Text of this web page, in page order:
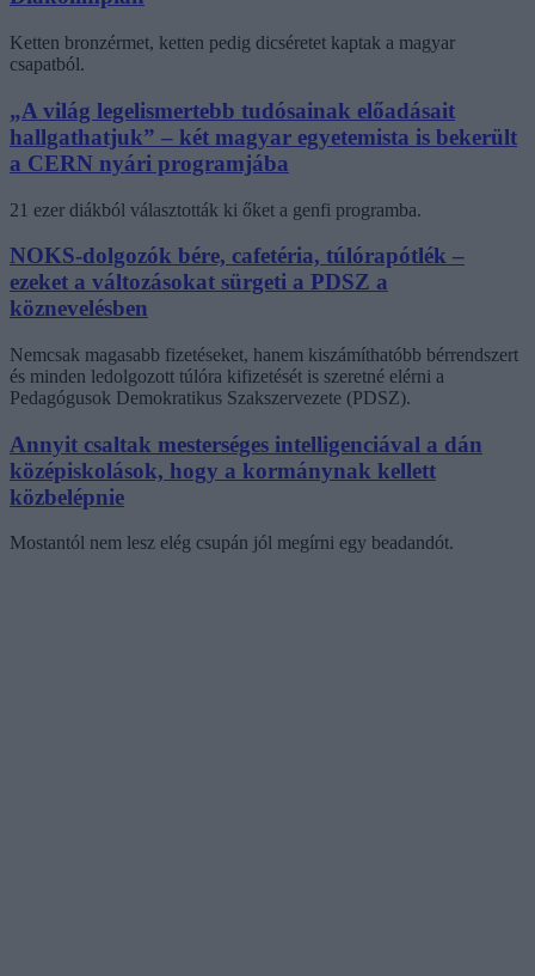
Ketten bronzérmet, ketten pedig dicséretet kaptak a magyar
csapatból.
„A világ legelismertebb tudósainak előadásait
hallgathatjuk” – két magyar egyetemista is bekerült
a CERN nyári programjába
21 ezer diákból választották ki őket a genfi programba.
NOKS-dolgozók bére, cafetéria, túlórapótlék –
ezeket a változásokat sürgeti a PDSZ a
köznevelésben
Nemcsak magasabb fizetéseket, hanem kiszámíthatóbb bérrendszert
és minden ledolgozott túlóra kifizetését is szeretné elérni a
Pedagógusok Demokratikus Szakszervezete (PDSZ).
Annyit csaltak mesterséges intelligenciával a dán
középiskolások, hogy a kormánynak kellett
közbelépnie
Mostantól nem lesz elég csupán jól megírni egy beadandót.